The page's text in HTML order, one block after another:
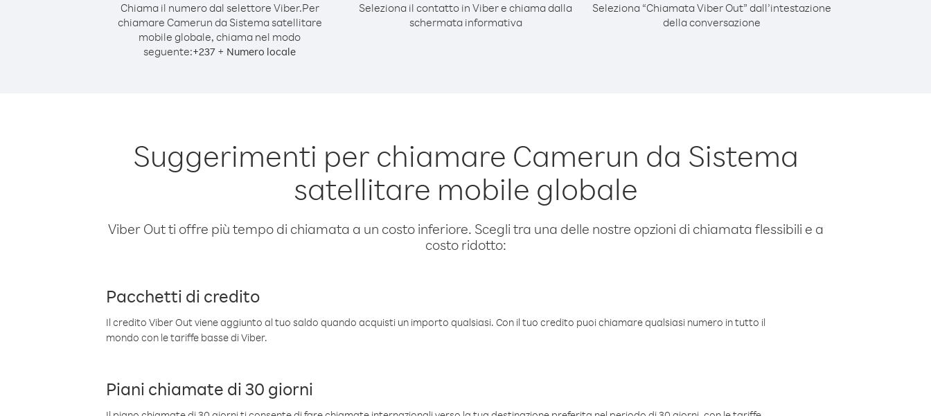
Chiama il numero dal selettore Viber.Per
chiamare Camerun da Sistema satellitare
mobile globale, chiama nel modo
seguente:+237 + Numero locale
Seleziona il contatto in Viber e chiama dalla
schermata informativa
Seleziona “Chiamata Viber Out” dall’intestazione
della conversazione
Suggerimenti per chiamare Camerun da Sistema
satellitare mobile globale
Viber Out ti offre più tempo di chiamata a un costo inferiore. Scegli tra una delle nostre opzioni di chiamata flessibili e a
costo ridotto:
Pacchetti di credito
Il credito Viber Out viene aggiunto al tuo saldo quando acquisti un importo qualsiasi. Con il tuo credito puoi chiamare qualsiasi numero in tutto il
mondo con le tariffe basse di Viber.
Piani chiamate di 30 giorni